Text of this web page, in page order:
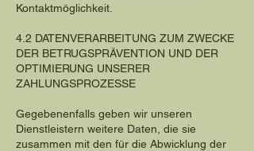
Kontaktmöglichkeit.
4.2 DATENVERARBEITUNG ZUM ZWECKE
DER BETRUGSPRÄVENTION UND DER
OPTIMIERUNG UNSERER
ZAHLUNGSPROZESSE
Gegebenenfalls geben wir unseren
Dienstleistern weitere Daten, die sie
zusammen mit den für die Abwicklung der